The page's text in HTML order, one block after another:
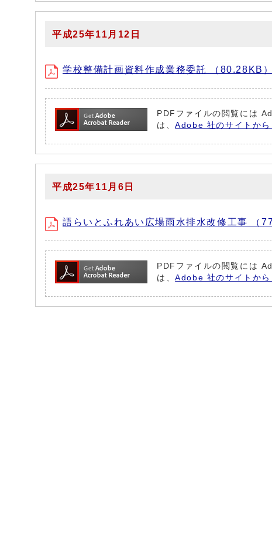
平成25年11月12日
学校整備計画資料作成業務委託 （80.28KB）
PDFファイルの閲覧には
は、Adobe 社のサイトか
平成25年11月6日
語らいとふれあい広場雨水排水改修工事 （
PDFファイルの閲覧には
は、Adobe 社のサイトか